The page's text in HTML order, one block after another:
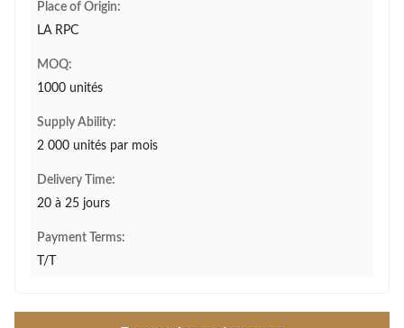
Place of Origin:
LA RPC
MOQ:
1000 unités
Supply Ability:
2 000 unités par mois
Delivery Time:
20 à 25 jours
Payment Terms:
T/T